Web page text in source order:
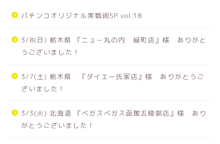
パチンコオリジナル実戦術SP vol.18
3/8(日) 栃木県 『ニュ－丸の内 緑町店』様 ありがと
うございました！
3/7(土) 栃木県 『ダイエー氏家店』様 ありがとうご
ざいました！
3/3(火) 北海道 『ベガスベガス函館五稜郭店』様 あり
がとうございました！